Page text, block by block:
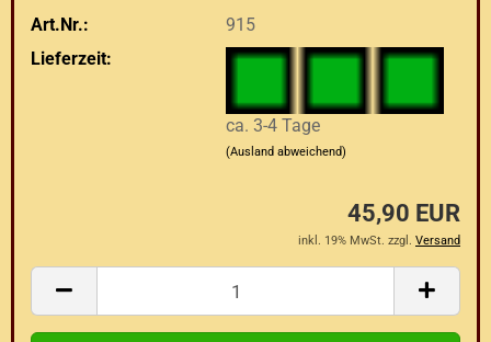
Art.Nr.:
915
Lieferzeit:
ca. 3-4 Tage
(Ausland abweichend)
45,90 EUR
inkl. 19% MwSt. zzgl. Versand